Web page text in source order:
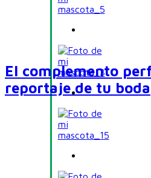
El complemento
reportaje de tu boda